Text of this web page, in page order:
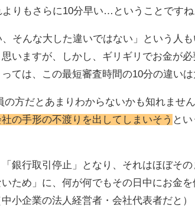
りもさらに10分早い…ということですね
そんな大した違いではない」という人
いますが、しかし、ギリギリでお金が
ては、この最短審査時間の10分の違いは
の方だとあまりわからないかも知れませ
の手形の不渡りを出してしまいそう と
銀行取引停止」となり、それはほぼその
ため」に、何が何でもその日中にお金
小企業の法人経営者・会社代表者だと）